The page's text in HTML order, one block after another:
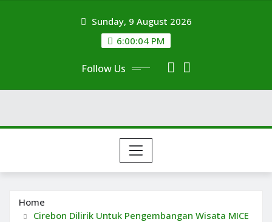
Sunday, 9 August 2026
6:00:05 PM
Follow Us
Home
Cirebon Dilirik Untuk Pengembangan Wisata MICE